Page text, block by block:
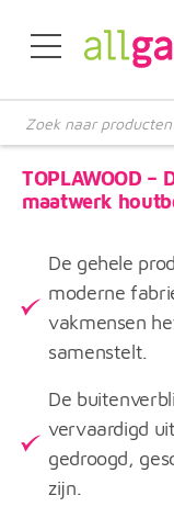
zoeken
TOPLAWOOD –
maatwerk
De gehele
moderne
vakmensen
samenstelt.
De
vervaardigd
gedroogd,
zijn.